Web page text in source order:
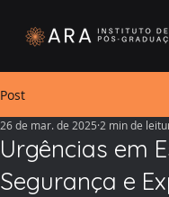
Post
Urgências em
Segurança e
26 de mar. de 2025 2 min de